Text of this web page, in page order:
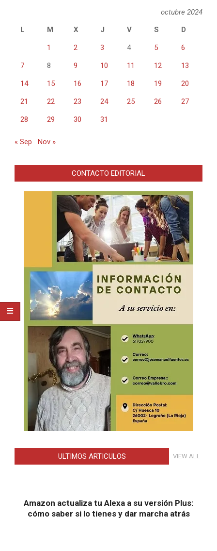
octubre 2024
L
M X J V S D
1 2 3 4 5 6
7 8 9 10 11 12 13
14 15 16 17 18 19 20
21 22 23 24 25 26 27
28 29 30 31
« Sep Nov »
CONTACTO EDITORIAL
ULTIMOS ARTICULOS VIEW ALL
Amazon actualiza tu Alexa a su versión Plus:
cómo saber si lo tienes y dar marcha atrás